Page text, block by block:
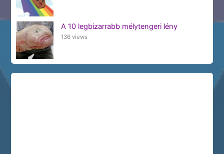
A 10 legbizarrabb mélytengeri lény
136 views